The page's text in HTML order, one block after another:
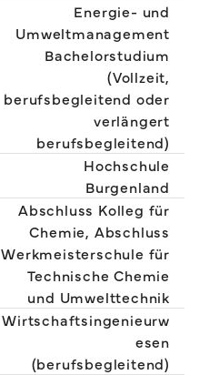
Energie- und
Umweltmanagement
Bachelorstudium
(Vollzeit,
berufsbegleitend oder
verlängert
berufsbegleitend)
Hochschule
Burgenland
Abschluss Kolleg für
Chemie, Abschluss
Werkmeisterschule für
Technische Chemie
und Umwelttechnik
Wirtschaftsingenieurw
esen
(berufsbegleitend)